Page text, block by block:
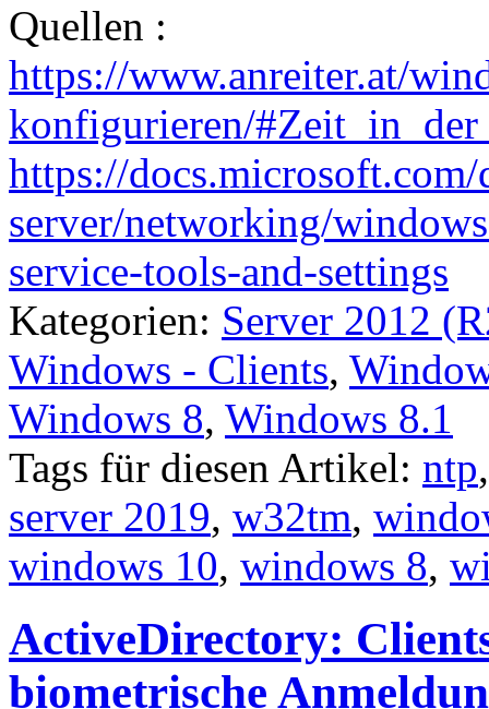
Quellen :
https://www.anreiter.at/
konfigurieren/
https://
server/networking/
service-tools-and-settings
Kategorien: Server 2012
Windows - Clients,
Windows 8, Windows 8.1
Tags für diesen Artikel: ntp
server 2019, w32tm,
windows 10, windows 8,
ActiveDirectory:
biometrische